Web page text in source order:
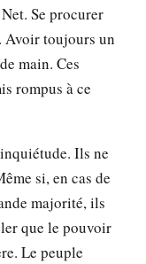
Se procurer
Avoir toujours un
main. Ces
rompus à ce
Ils ne
si, en cas de
majorité, ils
que le pouvoir
Le peuple